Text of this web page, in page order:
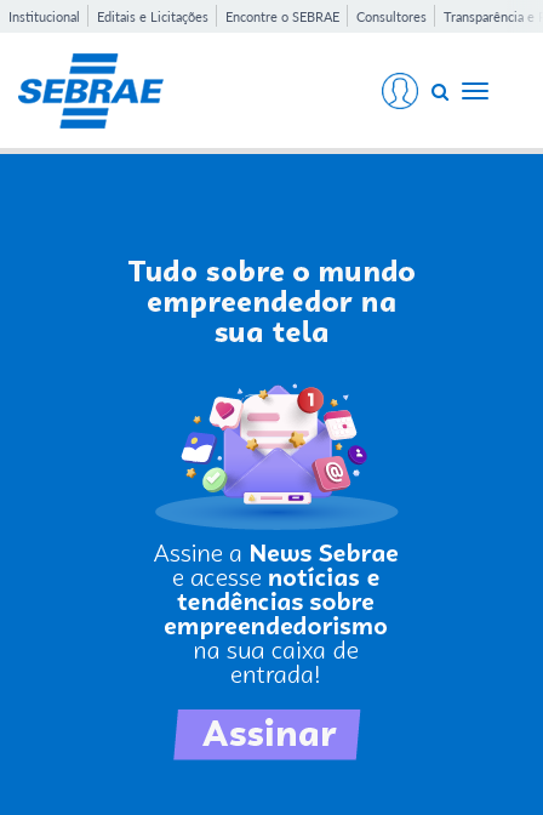
Institucional Editais e Licitações Encontre o SEBRAE Consultores Transparência e
Toggle